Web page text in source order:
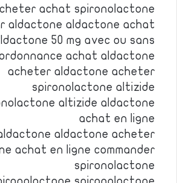
achat spironolactone
aldactone aldactone achat
50 mg avec ou sans
achat aldactone
acheter aldactone acheter
spironolactone altizide
altizide aldactone
achat en ligne
aldactone acheter
achat en ligne commander
spironolactone